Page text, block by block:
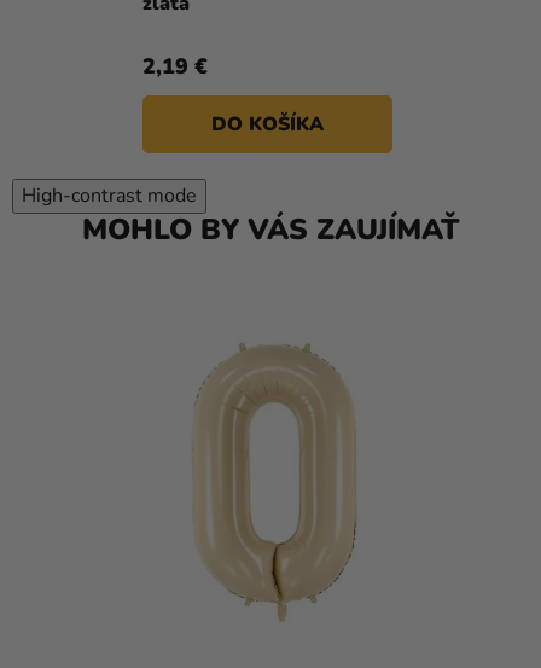
2,19 €
DO KOŠÍKA
High-contrast mode
MOHLO BY VÁS ZAUJÍMAŤ